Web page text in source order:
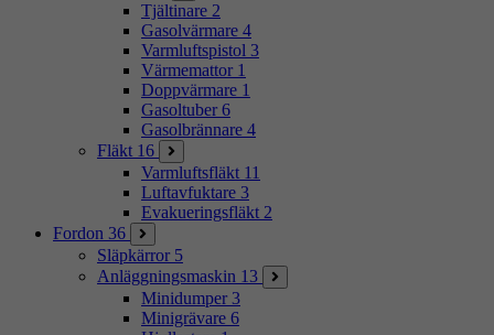
Tjältinare 2
Gasolvärmare 4
Varmluftspistol 3
Värmemattor 1
Doppvärmare 1
Gasoltuber 6
Gasolbrännare 4
Fläkt 16
Varmluftsfläkt 11
Luftavfuktare 3
Evakueringsfläkt 2
Fordon 36
Släpkärror 5
Anläggningsmaskin 13
Minidumper 3
Minigrävare 6